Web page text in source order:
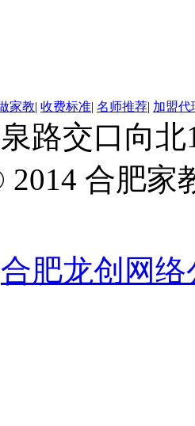
家教| 收费标准| 名师推荐| 加盟代
路交口向
2014 合肥家
合肥龙创网络